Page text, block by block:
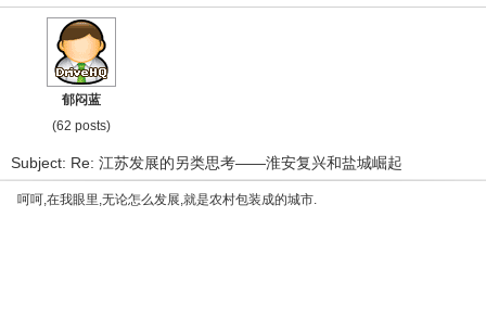
郁闷蓝
(62 posts)
Subject: Re: 江苏发展的另类思考——淮安复兴和盐城崛起
呵呵,在我眼里,无论怎么发展,就是农村包装成的城市.